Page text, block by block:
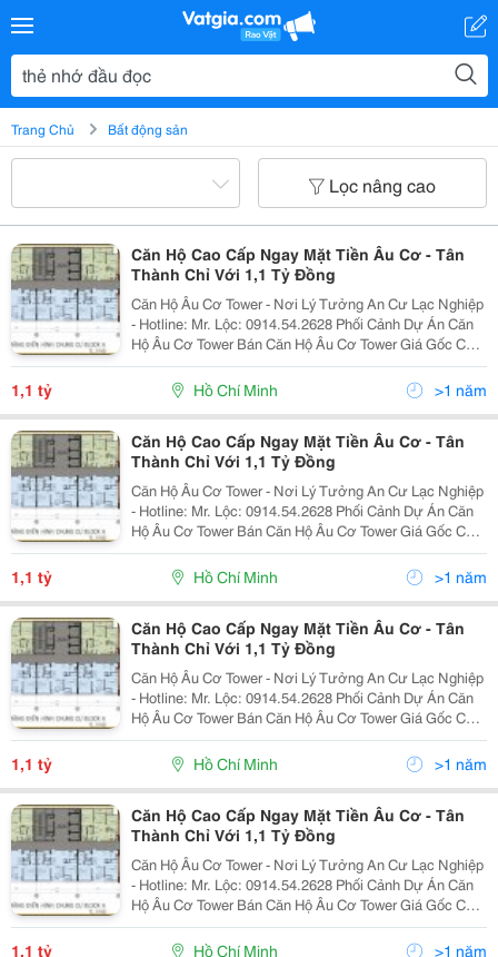
Trang Chủ Bất động sản
Lọc nâng cao
Căn Hộ Cao Cấp Ngay Mặt Tiền Âu Cơ - Tân
Thành Chỉ Với 1,1 Tỷ Đồng
Căn Hộ Âu Cơ Tower - Nơi Lý Tưởng An Cư Lạc Nghiệp
- Hotline: Mr. Lộc: 0914.54.2628 Phối Cảnh Dự Án Căn
Hộ Âu Cơ Tower Bán Căn Hộ Âu Cơ Tower Giá Gốc Chủ
Đầu Tư. Âu Cơ Tower: Nằm Trên 2 Góc Mặt Tiền Đường
Âu Cơ Và Tân Thành. Âu Cơ Tower: Vị Trí Nằm T
1,1 tỷ Hồ Chí Minh >1 năm
Căn Hộ Cao Cấp Ngay Mặt Tiền Âu Cơ - Tân
Thành Chỉ Với 1,1 Tỷ Đồng
Căn Hộ Âu Cơ Tower - Nơi Lý Tưởng An Cư Lạc Nghiệp
- Hotline: Mr. Lộc: 0914.54.2628 Phối Cảnh Dự Án Căn
Hộ Âu Cơ Tower Bán Căn Hộ Âu Cơ Tower Giá Gốc Chủ
Đầu Tư. Âu Cơ Tower: Nằm Trên 2 Góc Mặt Tiền Đường
Âu Cơ Và Tân Thành. Âu Cơ Tower: Vị Trí Nằm T
1,1 tỷ Hồ Chí Minh >1 năm
Căn Hộ Cao Cấp Ngay Mặt Tiền Âu Cơ - Tân
Thành Chỉ Với 1,1 Tỷ Đồng
Căn Hộ Âu Cơ Tower - Nơi Lý Tưởng An Cư Lạc Nghiệp
- Hotline: Mr. Lộc: 0914.54.2628 Phối Cảnh Dự Án Căn
Hộ Âu Cơ Tower Bán Căn Hộ Âu Cơ Tower Giá Gốc Chủ
Đầu Tư. Âu Cơ Tower: Nằm Trên 2 Góc Mặt Tiền Đường
Âu Cơ Và Tân Thành. Âu Cơ Tower: Vị Trí Nằm T
1,1 tỷ Hồ Chí Minh >1 năm
Căn Hộ Cao Cấp Ngay Mặt Tiền Âu Cơ - Tân
Thành Chỉ Với 1,1 Tỷ Đồng
Căn Hộ Âu Cơ Tower - Nơi Lý Tưởng An Cư Lạc Nghiệp
- Hotline: Mr. Lộc: 0914.54.2628 Phối Cảnh Dự Án Căn
Hộ Âu Cơ Tower Bán Căn Hộ Âu Cơ Tower Giá Gốc Chủ
Đầu Tư. Âu Cơ Tower: Nằm Trên 2 Góc Mặt Tiền Đường
Âu Cơ Và Tân Thành. Âu Cơ Tower: Vị Trí Nằm T
1,1 tỷ Hồ Chí Minh >1 năm